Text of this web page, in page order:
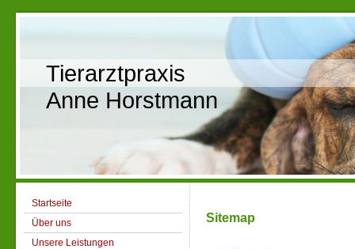
Tierarztpraxis
Anne Horstmann
Startseite
Über uns
Unsere Leistungen
Sitemap